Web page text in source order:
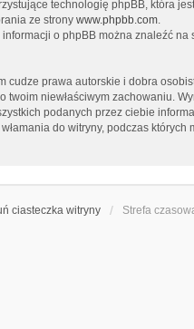
technologię phpBB, która jest
ze strony www.phpbb.com
o phpBB można znaleźć na
prawa autorskie i dobra
twoim niewłaściwym zachowaniu.
podanych przez ciebie
do witryny, podczas których
ciasteczka witryny Strefa